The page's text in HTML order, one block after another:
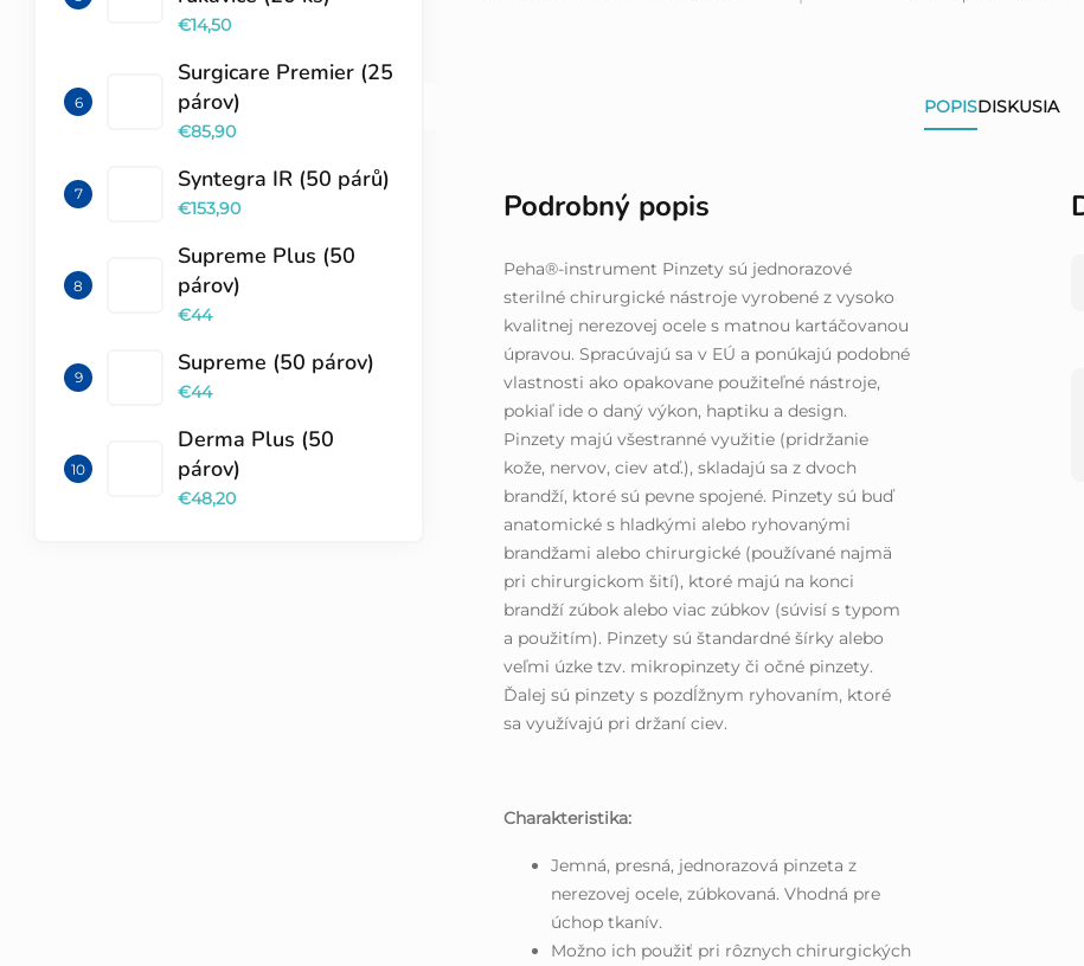
€14,50
Surgicare Premier (25
párov)
€85,90
Syntegra IR (50 párů)
€153,90
Supreme Plus (50
párov)
€44
Supreme (50 párov)
€44
Derma Plus (50
párov)
€48,20
POPISDISKUSIA
Podrobný popis
Peha®-instrument Pinzety sú jednorazové
sterilné chirurgické nástroje vyrobené z vysoko
kvalitnej nerezovej ocele s matnou kartáčovanou
úpravou. Spracúvajú sa v EÚ a ponúkajú podobné
vlastnosti ako opakovane použiteľné nástroje,
pokiaľ ide o daný výkon, haptiku a design.
Pinzety majú všestranné využitie (pridržanie
kože, nervov, ciev atď.), skladajú sa z dvoch
brandží, ktoré sú pevne spojené. Pinzety sú buď
anatomické s hladkými alebo ryhovanými
brandžami alebo chirurgické (používané najmä
pri chirurgickom šití), ktoré majú na konci
brandží zúbok alebo viac zúbkov (súvisí s typom
a použitím). Pinzety sú štandardné šírky alebo
veľmi úzke tzv. mikropinzety či očné pinzety.
Ďalej sú pinzety s pozdĺžnym ryhovaním, ktoré
sa využívajú pri držaní ciev.
Charakteristika:
Jemná, presná, jednorazová pinzeta z
nerezovej ocele, zúbkovaná. Vhodná pre
úchop tkanív.
Možno ich použiť pri rôznych chirurgických